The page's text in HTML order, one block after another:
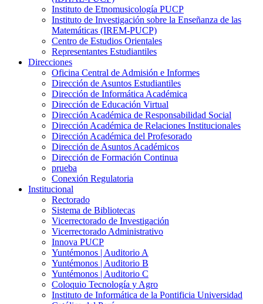
Instituto de Etnomusicología PUCP
Instituto de Investigación sobre la Enseñanza de las
Matemáticas (IREM-PUCP)
Centro de Estudios Orientales
Representantes Estudiantiles
Direcciones
Oficina Central de Admisión e Informes
Dirección de Asuntos Estudiantiles
Dirección de Informática Académica
Dirección de Educación Virtual
Dirección Académica de Responsabilidad Social
Dirección Académica de Relaciones Institucionales
Dirección Académica del Profesorado
Dirección de Asuntos Académicos
Dirección de Formación Continua
prueba
Conexión Regulatoria
Institucional
Rectorado
Sistema de Bibliotecas
Vicerrectorado de Investigación
Vicerrectorado Administrativo
Innova PUCP
Yuntémonos | Auditorio A
Yuntémonos | Auditorio B
Yuntémonos | Auditorio C
Coloquio Tecnología y Agro
Instituto de Informática de la Pontificia Universidad